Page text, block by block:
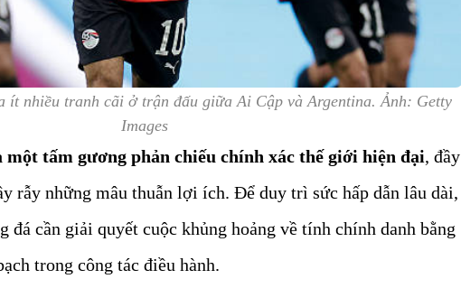
ít nhiều tranh cãi ở trận đấu giữa Ai Cập và Argentina. Ảnh: Getty
Images
tấm gương phản chiếu chính xác thế giới hiện đại, đầy
rẫy những mâu thuẫn lợi ích. Để duy trì sức hấp dẫn lâu dài,
đá cần giải quyết cuộc khủng hoảng về tính chính danh bằng
trong công tác điều hành.